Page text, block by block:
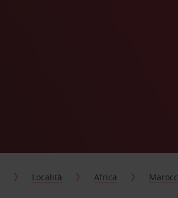
Località Africa